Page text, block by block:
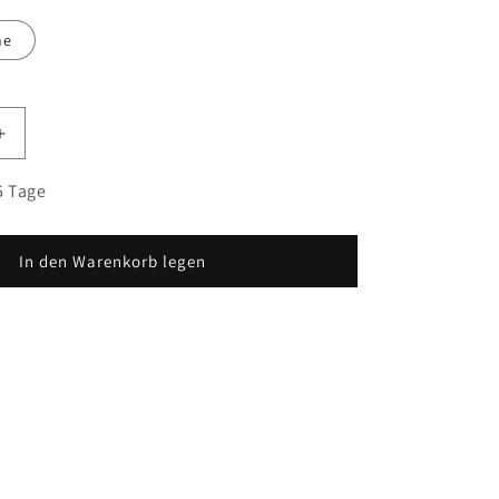
Erhöhe
160
Tage
In den Warenkorb legen